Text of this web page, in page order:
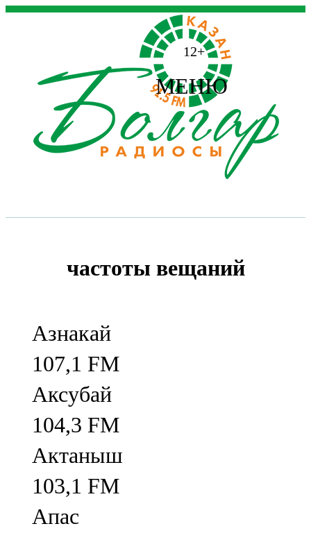
12+
МЕНЮ
частоты вещаний
Азнакай
107,1 FM
Аксубай
104,3 FM
Актаныш
103,1 FM
Апас